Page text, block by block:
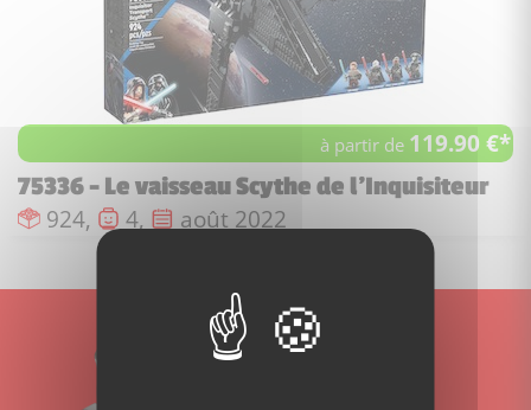
à partir de 119.90 €*
75336 - Le vaisseau Scythe de l'Inquisiteur
Nombre de pièces :
924, Nombre de figurines :
4, Date de sortie :
août 2022